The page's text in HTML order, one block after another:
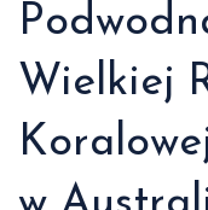
Wielkiej